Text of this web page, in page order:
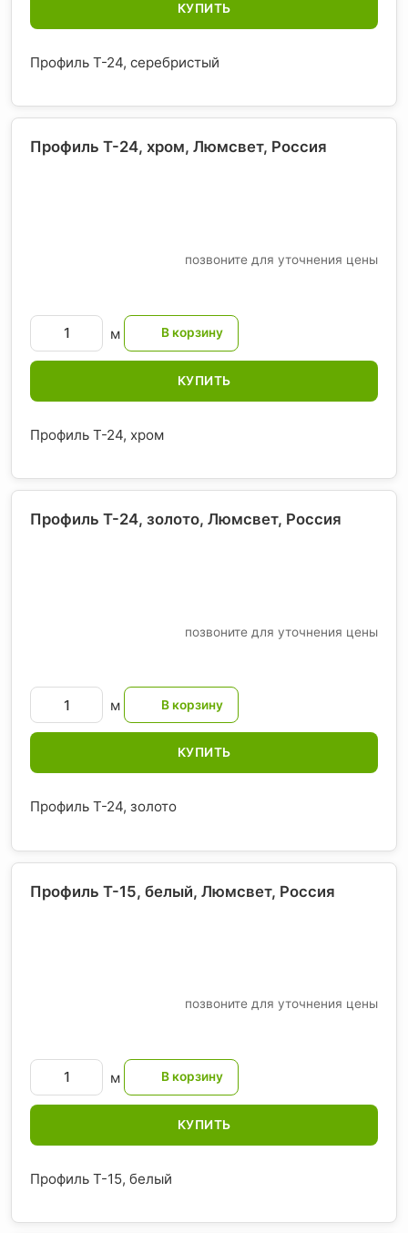
КУПИТЬ
Профиль T-24, серебристый
Профиль T-24, хром, Люмсвет, Россия
позвоните для уточнения цены
м
КУПИТЬ
Профиль T-24, хром
Профиль T-24, золото, Люмсвет, Россия
позвоните для уточнения цены
м
КУПИТЬ
Профиль T-24, золото
Профиль T-15, белый, Люмсвет, Россия
позвоните для уточнения цены
м
КУПИТЬ
Профиль T-15, белый